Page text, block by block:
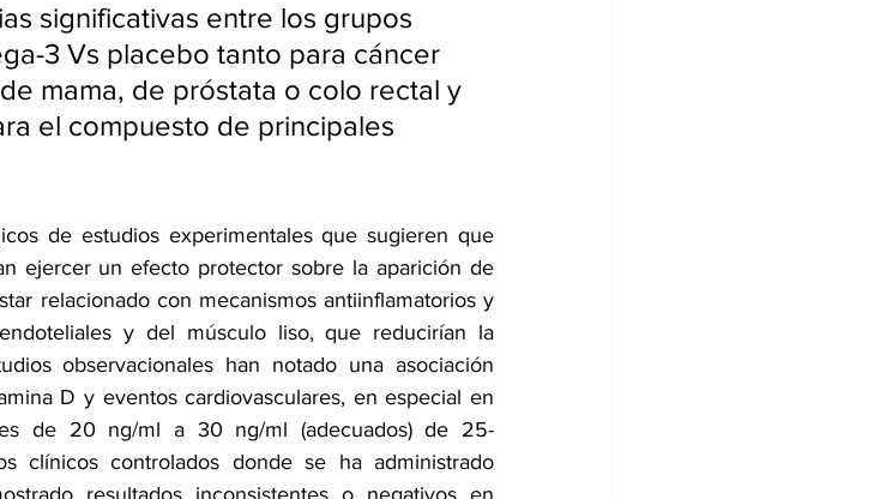
significativas entre los grupos
3 Vs placebo tanto para cáncer
mama, de próstata o colo rectal y
el compuesto de principales
de estudios experimentales que sugieren que
ejercer un efecto protector sobre la aparición de
relacionado con mecanismos antiinflamatorios y
y del músculo liso, que reducirían la
observacionales han notado una asociación
D y eventos cardiovasculares, en especial en
de 20 ng/ml a 30 ng/ml (adecuados) de 25-
clínicos controlados donde se ha administrado
resultados inconsistentes o negativos en